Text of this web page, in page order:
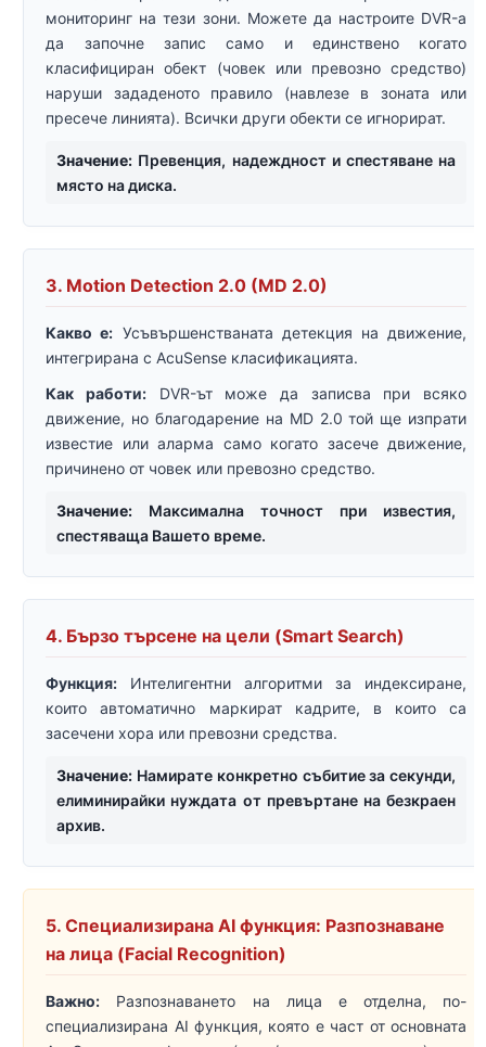
мониторинг на тези зони. Можете да настроите DVR-а
да започне запис само и единствено когато
класифициран обект (човек или превозно средство)
наруши зададеното правило (навлезе в зоната или
пресече линията). Всички други обекти се игнорират.
Значение: Превенция, надеждност и спестяване на
място на диска.
3. Motion Detection 2.0 (MD 2.0)
Какво е: Усъвършенстваната детекция на движение,
интегрирана с AcuSense класификацията.
Как работи:DVR-ът може да записва при всяко
движение, но благодарение на MD 2.0 той ще изпрати
известие или аларма само когато засече движение,
причинено от човек или превозно средство.
Значение: Максимална точност при известия,
спестяваща Вашето време.
4. Бързо търсене на цели (Smart Search)
Функция: Интелигентни алгоритми за индексиране,
които автоматично маркират кадрите, в които са
засечени хора или превозни средства.
Значение: Намирате конкретно събитие за секунди,
елиминирайки нуждата от превъртане на безкраен
архив.
5. Специализирана AI функция: Разпознаване
на лица (Facial Recognition)
Важно: Разпознаването на лица е отделна, по-
специализирана AI функция, която е част от основната